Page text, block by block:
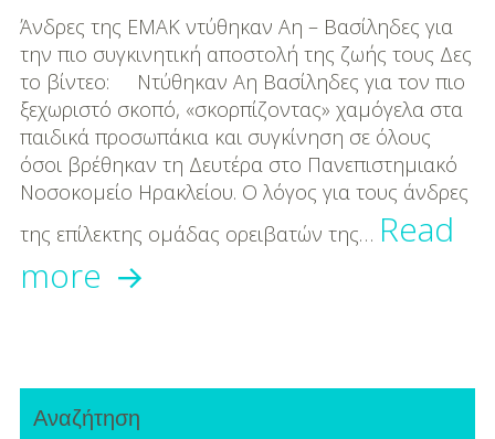
Εκπαίδευση
Βάπτιση
Οργάνωση
Βάπτισης
Διάσημες
Deco
Άνδρες της ΕΜΑΚ ντύθηκαν Αη – Βασίληδες για
την πιο συγκινητική αποστολή της ζωής τους Δες
το βίντεο: Ντύθηκαν Αη Βασίληδες για τον πιο
ξεχωριστό σκοπό, «σκορπίζοντας» χαμόγελα στα
παιδικά προσωπάκια και συγκίνηση σε όλους
όσοι βρέθηκαν τη Δευτέρα στο Πανεπιστημιακό
Νοσοκομείο Ηρακλείου. Ο λόγος για τους άνδρες
της επίλεκτης ομάδας ορειβατών της… Read
more Θεαματικές
22
Primary
Αναζήτηση